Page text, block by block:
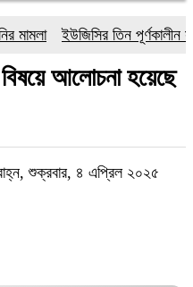
ইউজিসির তিন পূর্ণকালীন
আলোচনা হয়েছে
শুক্রবার, ৪ এপ্রিল ২০২৫